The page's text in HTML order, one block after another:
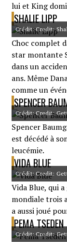
lui et King
SHALIE LIPP
Crédit: Credit:
Choc complet
star montante
dans un
ans. Même
comme un
SPENCER
Crédit: Credit:
Spencer
est décédé à
leucémie.
VIDA BLUE
Crédit: Credit:
Vida Blue, qui a
mondiale trois
a aussi joué
PEMA TSEDEN
Crédit: Credit: